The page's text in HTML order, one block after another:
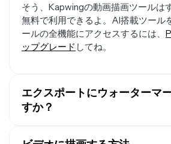
そう、Kapwingの動画描画ツールは
無料で利用できるよ。AI搭載ツール
ールの全機能にアクセスするには、
ップグレード してね。
エクスポートにウォーターマ
すか？